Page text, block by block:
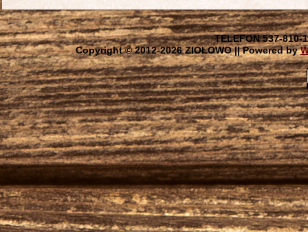
TELEFON 537-810-
Copyright © 2012-2026 ZIOŁOWO || Powered by